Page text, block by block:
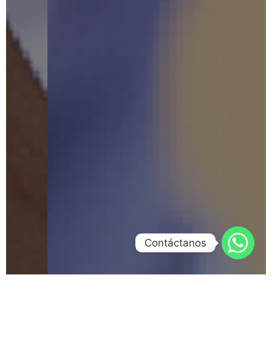
Contáctanos